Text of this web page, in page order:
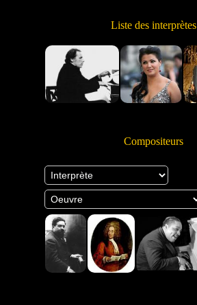
Liste des interprètes
Compositeurs